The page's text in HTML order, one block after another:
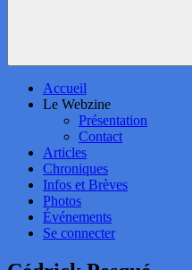
Accueil
Le Webzine
Présentation
Contact
Articles
Chroniques
Infos et Brèves
Photos
Événements
Se connecter